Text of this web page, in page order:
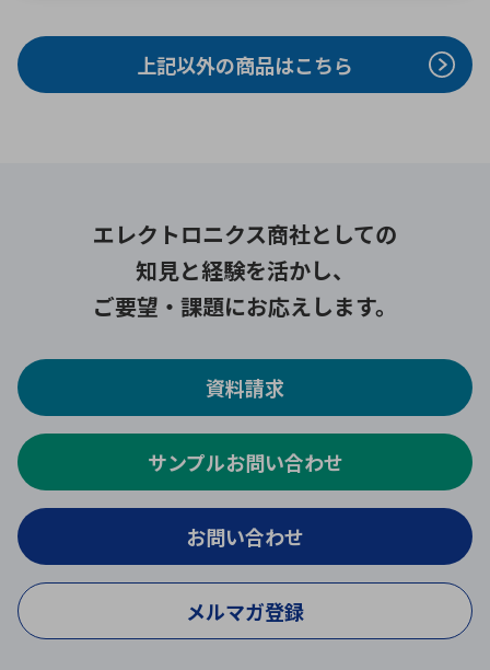
上記以外の商品はこちら
エレクトロニクス商社としての
知見と経験を活かし、
ご要望・課題にお応えします。
資料請求
サンプルお問い合わせ
お問い合わせ
メルマガ登録